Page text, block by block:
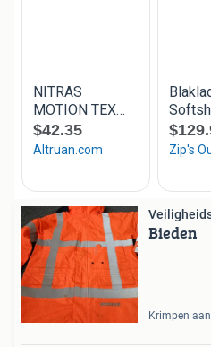
Bieden
Krimpen